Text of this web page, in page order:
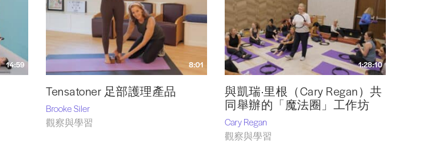
14:59 8:01
Tensatoner 足部護理產品
Brooke Siler
觀察與學習
1:28:10
與凱瑞·里根（Cary Regan）共
同舉辦的「魔法圈」工作坊
Cary Regan
觀察與學習